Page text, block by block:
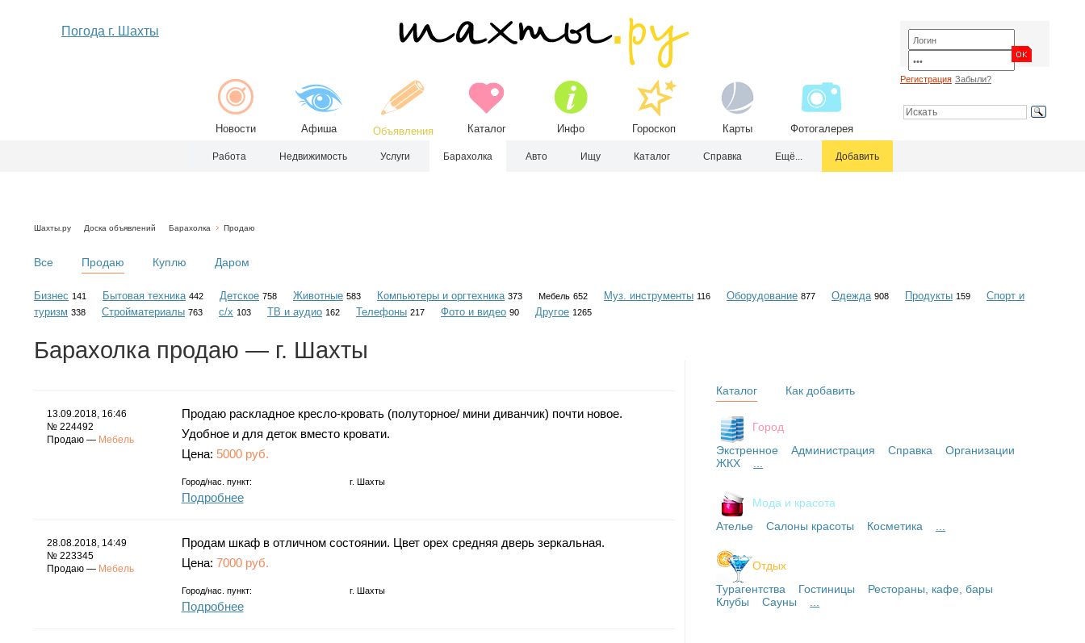
Погода г. Шахты
Новости Афиша Объявления Каталог Инфо Гороскоп Карты Фотогалерея
Регистрация Забыли?
Работа Недвижимость Услуги Барахолка Авто Ищу Каталог Справка Ещё... Добавить
Шахты.ру Доска объявлений Барахолка Продаю
Все Продаю Куплю Даром
Бизнес 141 Бытовая техника 442 Детское 758 Животные 583 Компьютеры и оргтехника 373 Мебель 652 Муз. инструменты 116 Оборудование 877 Одежда 908 Продукты 159
Спорт и
туризм 338 Стройматериалы 763 с/х 103 ТВ и аудио 162 Телефоны 217 Фото и видео 90 Другое 1265
Барахолка продаю — г. Шахты
13.09.2018, 16:46
№ 224492
Продаю — Мебель
Продаю раскладное кресло-кровать (полуторное/ мини диванчик) почти новое.
Удобное и для деток вместо кровати.
Цена: 5000 руб.
Город/нас. пункт: г. Шахты
Подробнее
28.08.2018, 14:49
№ 223345
Продаю — Мебель
Продам шкаф в отличном состоянии. Цвет орех средняя дверь зеркальная.
Цена: 7000 руб.
Город/нас. пункт: г. Шахты
Подробнее
Каталог
Город
Экстренное
Администрация Справка
Организации
ЖКХ
Мода и красота
Ателье
Салоны красоты Косметика
Отдых
Турагентства
Гостиницы
Рестораны, кафе, бары
Клубы
Сауны
Как добавить